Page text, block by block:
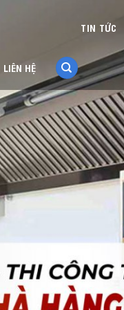
LIÊN HỆ
TIN TỨC